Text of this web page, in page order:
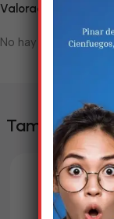
Valoraciones
No hay valoraciones
También te